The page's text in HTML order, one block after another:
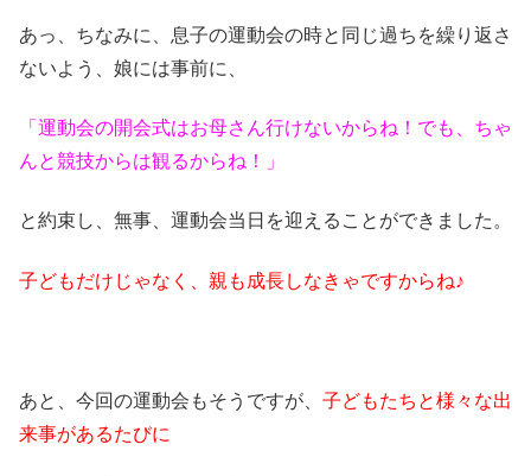
あっ、ちなみに、息子の運動会の時と同じ過ちを繰り返さ
ないよう、娘には事前に、
「運動会の開会式はお母さん行けないからね！でも、ちゃ
んと競技からは観るからね！」
と約束し、無事、運動会当日を迎えることができました。
子どもだけじゃなく、親も成長しなきゃですからね♪
あと、今回の運動会もそうですが、 子どもたちと様々な出
来事があるたびに